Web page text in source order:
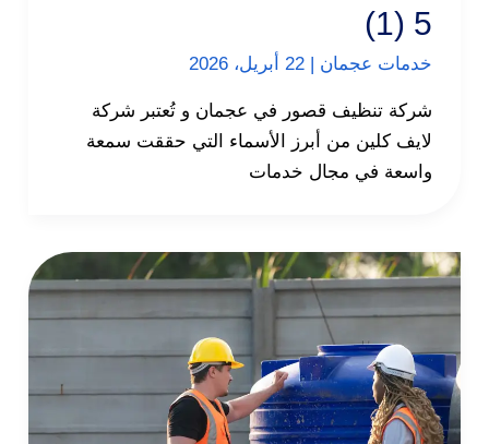
5 (1)
خدمات عجمان | 22 أبريل، 2026
شركة تنظيف قصور في عجمان و تُعتبر شركة
لايف كلين من أبرز الأسماء التي حققت سمعة
واسعة في مجال خدمات